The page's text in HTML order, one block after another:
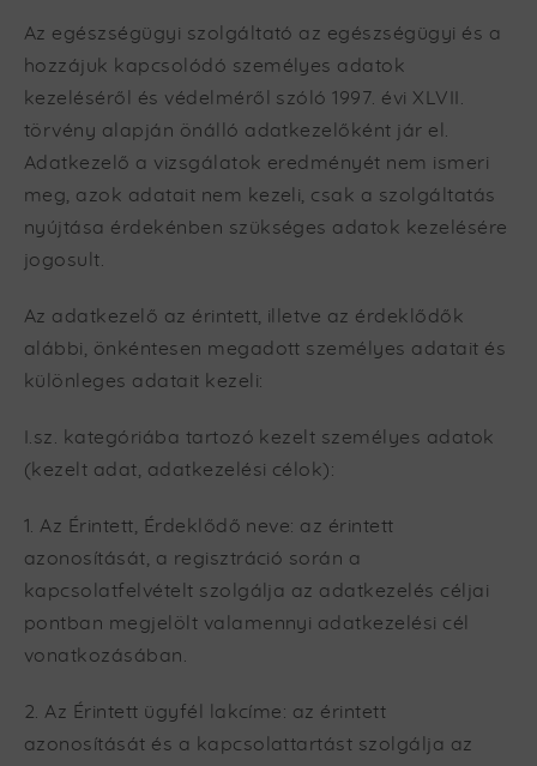
Az egészségügyi szolgáltató az egészségügyi és a
hozzájuk kapcsolódó személyes adatok
kezeléséről és védelméről szóló 1997. évi XLVII.
törvény alapján önálló adatkezelőként jár el.
Adatkezelő a vizsgálatok eredményét nem ismeri
meg, azok adatait nem kezeli, csak a szolgáltatás
nyújtása érdekénben szükséges adatok kezelésére
jogosult.
Az adatkezelő az érintett, illetve az érdeklődők
alábbi, önkéntesen megadott személyes adatait és
különleges adatait kezeli:
I.sz. kategóriába tartozó kezelt személyes adatok
(kezelt adat, adatkezelési célok):
1. Az Érintett, Érdeklődő neve: az érintett
azonosítását, a regisztráció során a
kapcsolatfelvételt szolgálja az adatkezelés céljai
pontban megjelölt valamennyi adatkezelési cél
vonatkozásában.
2. Az Érintett ügyfél lakcíme: az érintett
azonosítását és a kapcsolattartást szolgálja az